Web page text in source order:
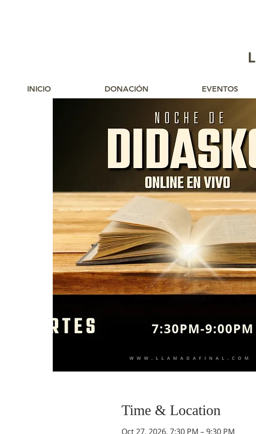
INICIO DONACIÓN EVENTOS
Time & Location
Oct 27, 2026, 7:30 PM – 9:30 PM